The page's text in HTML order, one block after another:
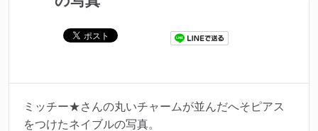
ミッチー★さんの丸いチャームが並んだへそピアス
をつけたネイブルの写真。